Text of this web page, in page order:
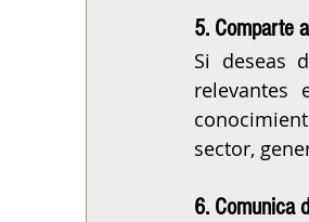
5. Comparte
Si deseas
relevantes
sector,
6. Comunica